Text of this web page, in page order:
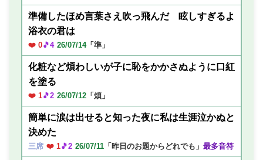
準備したほめ言葉さえ吹っ飛んだ 眩しすぎるよ
浴衣の君は
❤️ 0🎵4 26/07/14「準」
化粧など煩わしいが子に恥をかかさぬように口紅
を塗る
❤️ 1🎵2 26/07/12 「煩」
簡単に涙は出せると知った夜に私は生涯泣かぬと
決めた
三席 ❤️ 1🎵2 26/07/11 「昨日のお題からどれでも」 最多音符